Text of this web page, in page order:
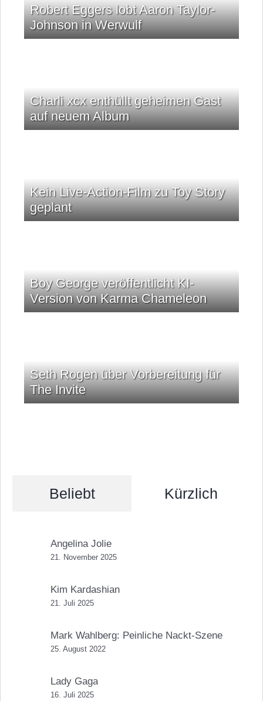
Robert Eggers lobt Aaron Taylor-
Johnson in Werwulf
Charli xcx enthüllt geheimen Gast
auf neuem Album
Kein Live-Action-Film zu Toy Story
geplant
Boy George veröffentlicht KI-
Version von Karma Chameleon
Seth Rogen über Vorbereitung für
The Invite
Beliebt Kürzlich
Angelina Jolie
21. November 2025
Kim Kardashian
21. Juli 2025
Mark Wahlberg: Peinliche Nackt-Szene
25. August 2022
Lady Gaga
16. Juli 2025